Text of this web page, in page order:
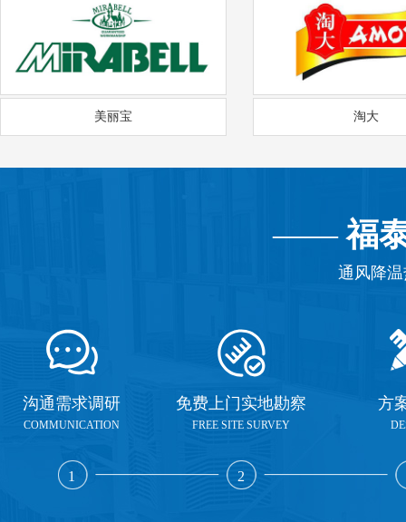
美丽宝 淘大
——福
通风降
沟通需求调研
COMMUNICATION
1
免费上门实地勘察
FREE SITE SURVEY
2
方